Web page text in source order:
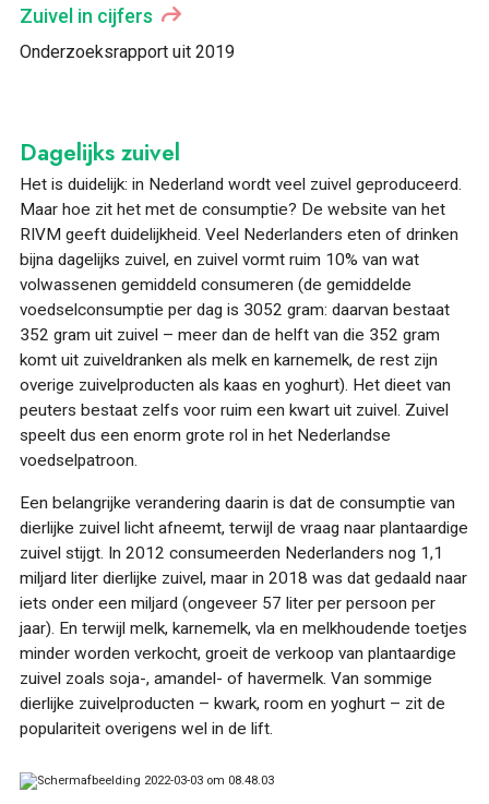
Zuivel in cijfers
Onderzoeksrapport uit 2019
Dagelijks zuivel
Het is duidelijk: in Nederland wordt veel zuivel geproduceerd.
Maar hoe zit het met de consumptie? De website van het
RIVM geeft duidelijkheid. Veel Nederlanders eten of drinken
bijna dagelijks zuivel, en zuivel vormt ruim 10% van wat
volwassenen gemiddeld consumeren (de gemiddelde
voedselconsumptie per dag is 3052 gram: daarvan bestaat
352 gram uit zuivel – meer dan de helft van die 352 gram
komt uit zuiveldranken als melk en karnemelk, de rest zijn
overige zuivelproducten als kaas en yoghurt). Het dieet van
peuters bestaat zelfs voor ruim een kwart uit zuivel. Zuivel
speelt dus een enorm grote rol in het Nederlandse
voedselpatroon.
Een belangrijke verandering daarin is dat de consumptie van
dierlijke zuivel licht afneemt, terwijl de vraag naar plantaardige
zuivel stijgt. In 2012 consumeerden Nederlanders nog 1,1
miljard liter dierlijke zuivel, maar in 2018 was dat gedaald naar
iets onder een miljard (ongeveer 57 liter per persoon per
jaar). En terwijl melk, karnemelk, vla en melkhoudende toetjes
minder worden verkocht, groeit de verkoop van plantaardige
zuivel zoals soja-, amandel- of havermelk. Van sommige
dierlijke zuivelproducten – kwark, room en yoghurt – zit de
populariteit overigens wel in de lift.